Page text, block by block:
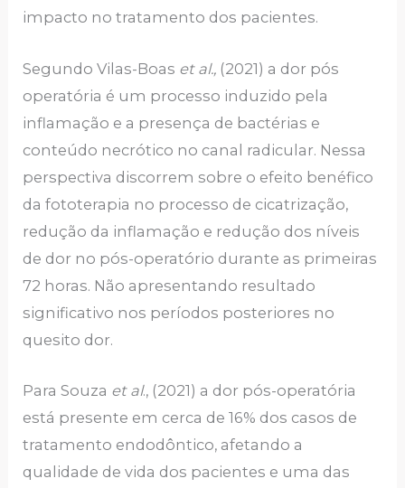
impacto no tratamento dos pacientes.
Segundo Vilas-Boas et al., (2021) a dor pós
operatória é um processo induzido pela
inflamação e a presença de bactérias e
conteúdo necrótico no canal radicular. Nessa
perspectiva discorrem sobre o efeito benéfico
da fototerapia no processo de cicatrização,
redução da inflamação e redução dos níveis
de dor no pós-operatório durante as primeiras
72 horas. Não apresentando resultado
significativo nos períodos posteriores no
quesito dor.
Para Souza et al., (2021) a dor pós-operatória
está presente em cerca de 16% dos casos de
tratamento endodôntico, afetando a
qualidade de vida dos pacientes e uma das